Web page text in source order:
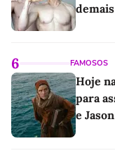
6 FAMOSOS
Hoje
para
e